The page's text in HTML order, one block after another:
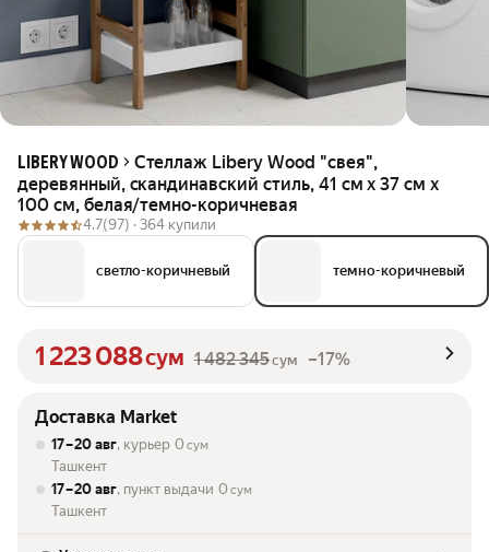
LIBERY WOOD
Стеллаж Libery Wood "свея",
деревянный, скандинавский стиль, 41 см x 37 см x
100 см, белая/темно-коричневая
4.7(97) · 364 купили
светло-коричневый темно-коричневый
1 223 088сум 1 482 345сум –17%
Доставка Market
17 – 20 авг, курьер 0 сум
Ташкент
17 – 20 авг, пункт выдачи 0 сум
Ташкент